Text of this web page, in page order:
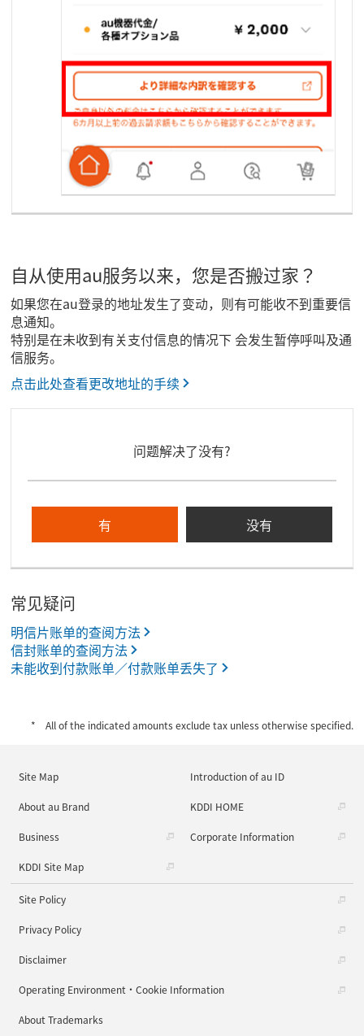
自从使用au服务以来，您是否搬过家？
如果您在au登录的地址发生了变动，则有可能收不到重要信
息通知。
特别是在未收到有关支付信息的情况下 会发生暂停呼叫及通
信服务。
点击此处查看更改地址的手续
问题解决了没有?
有 没有
常见疑问
明信片账单的查阅方法
信封账单的查阅方法
未能收到付款账单／付款账单丢失了
All of the indicated amounts exclude tax unless otherwise specified.
Site Map Introduction of au ID
About au Brand KDDI HOME
Business Corporate Information
KDDI Site Map
Site Policy
Privacy Policy
Disclaimer
Operating Environment・Cookie Information
About Trademarks